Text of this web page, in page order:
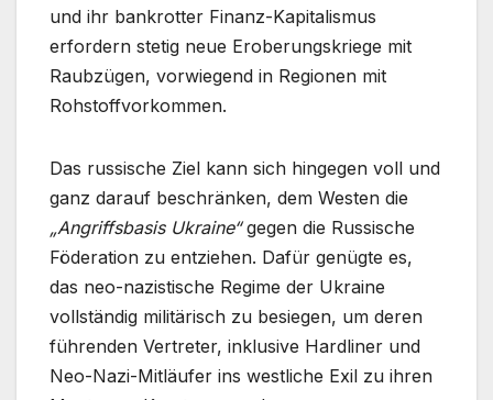
und ihr bankrotter Finanz-Kapitalismus
erfordern stetig neue Eroberungskriege mit
Raubzügen, vorwiegend in Regionen mit
Rohstoffvorkommen.
Das russische Ziel kann sich hingegen voll und
ganz darauf beschränken, dem Westen die
„Angriffsbasis Ukraine“gegen die Russische
Föderation zu entziehen. Dafür genügte es,
das neo-nazistische Regime der Ukraine
vollständig militärisch zu besiegen, um deren
führenden Vertreter, inklusive Hardliner und
Neo-Nazi-Mitläufer ins westliche Exil zu ihren